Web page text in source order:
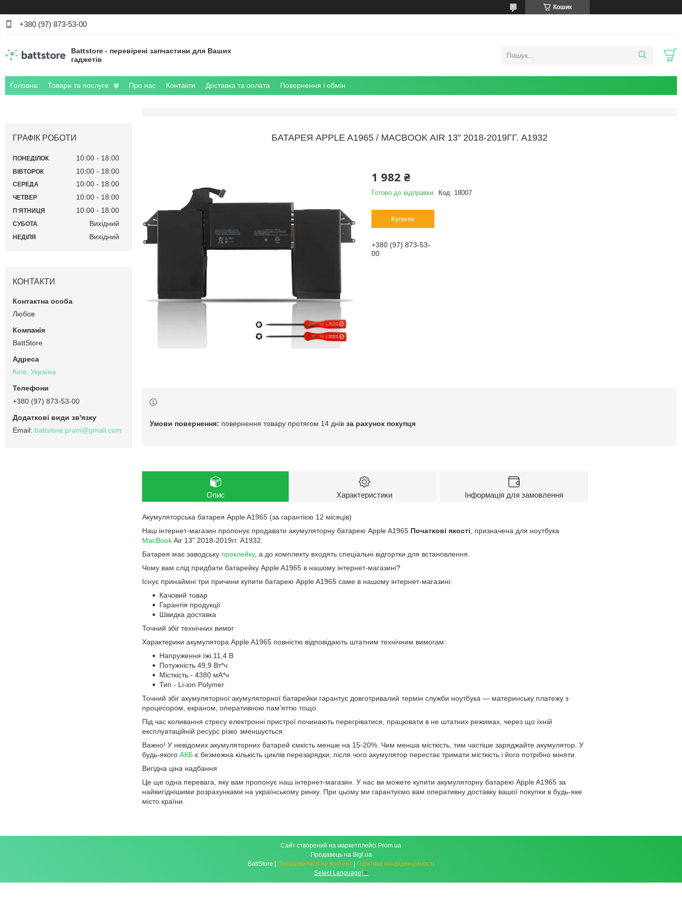
Кошик
+380 (97) 873-53-00
Battstore - перевірені запчастини для Ваших
гаджетів
Головна Товари та послуги Про нас Контакти Доставка та оплата Повернення і обмін
БАТАРЕЯ APPLE A1965 / MACBOOK AIR 13" 2018-2019ГГ. A1932
1 982 ₴
Готово до відправки Код: 18007
Купити
+380 (97) 873-53-
00
повернення товару протягом 14 днів за рахунок покупця
Опис Характеристики Інформація для замовлення
Акумуляторська батарея Apple A1965 (за гарантією 12 місяців)
Наш інтернет-магазин пропонує продавати акумуляторну батарею Apple A1965 Початкові якості , призначена для ноутбука
MacBookAir 13" 2018-2019гг. A1932.
Батарея має заводську проклейку, а до комплекту входять спеціальні відгортки для встановлення.
Чому вам слід придбати батарейку Apple A1965 в нашому інтернет-магазині?
Існує принаймні три причини купити батарею Apple A1965 саме в нашому інтернет-магазині:
Качовий товар
Гарантія продукції
Швидка доставка
Точний збіг технічних вимог
Характерики акумулятора Apple A1965 повністю відповідають штатним технічним вимогам:
Напруження їжі 11,4 В
Потужність 49,9 Вт*ч
Місткість - 4380 мА*ч
Тип - Li-ion Polymer
Точний збіг акумуляторної акумуляторної батарейки гарантує довготривалий термін служби ноутбука — материнську платежу з
процесором, екраном, оперативною пам’яттю тощо.
Під час коливання стресу електронні пристрої починають перегріватися, працювати в не штатних режимах, через що їхній
експлуатаційній ресурс різко зменшується.
Важно! У невідомих акумуляторних батарей ємкість менше на 15-20%. Чим менша місткість, тим частіше заряджайте акумулятор. У
будь-якого АКБ є безмежна кількість циклів перезарядки, після чого акумулятор перестає тримати місткість і його потрібно міняти.
Вигідна ціна надбання
Це ще одна перевага, яку вам пропонує наш інтернет-магазин. У нас ви можете купити акумуляторну батарею Apple A1965 за
найвигіднішими розрахунками на українському ринку. При цьому ми гарантуємо вам оперативну доставку вашої покупки в будь-яке
місто країни.
ГРАФІК РОБОТИ
ПОНЕДІЛОК 10:00 18:00
ВІВТОРОК 10:00 18:00
СЕРЕДА 10:00 18:00
ЧЕТВЕР 10:00 18:00
ПʼЯТНИЦЯ 10:00 18:00
СУБОТА Вихідний
НЕДІЛЯ Вихідний
КОНТАКТИ
Любов
BattStore
Київ, Україна
+380 (97) 873-53-00
battstore.prom@gmail.com
Сайт створений на маркетплейсі Prom.ua
Продавець на Bigl.ua
BattStore | Поскаржитися на контент | Політика конфіденційності
Select Language ▼